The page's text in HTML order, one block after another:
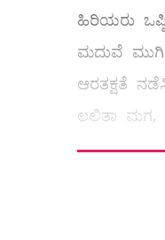
ಹಿರಿಯರು
ಮದುವೆ
ಆರತಕ್ಷತೆ
ಲಲಿತಾ ಮಗ,